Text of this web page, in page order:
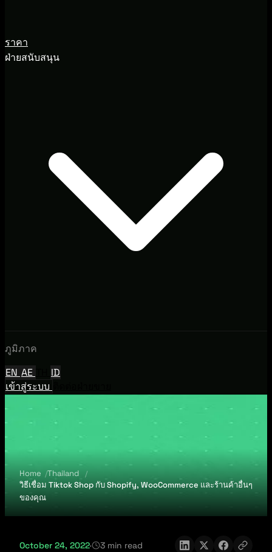
ราคา
ฝ่ายสนับสนุน
ภูมิภาค
EN AE
ID
เข้าสู่ระบบ
Home
Thailand
วิธีเชื่อม Tiktok Shop กับ Shopify, WooCommerce และร้านค้าอื่นๆ
ของคุณ
October 24, 2022· 3 min read